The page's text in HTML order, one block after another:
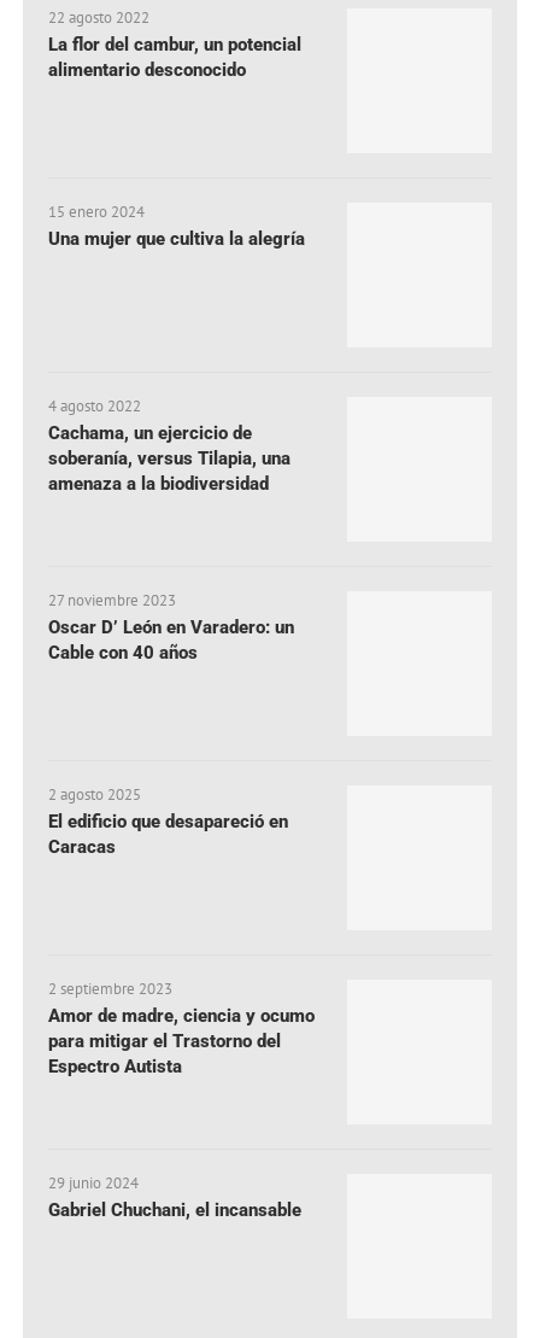
22 agosto 2022
La flor del cambur, un potencial
alimentario desconocido
15 enero 2024
Una mujer que cultiva la alegría
4 agosto 2022
Cachama, un ejercicio de
soberanía, versus Tilapia, una
amenaza a la biodiversidad
27 noviembre 2023
Oscar D’ León en Varadero: un
Cable con 40 años
2 agosto 2025
El edificio que desapareció en
Caracas
2 septiembre 2023
Amor de madre, ciencia y ocumo
para mitigar el Trastorno del
Espectro Autista
29 junio 2024
Gabriel Chuchani, el incansable